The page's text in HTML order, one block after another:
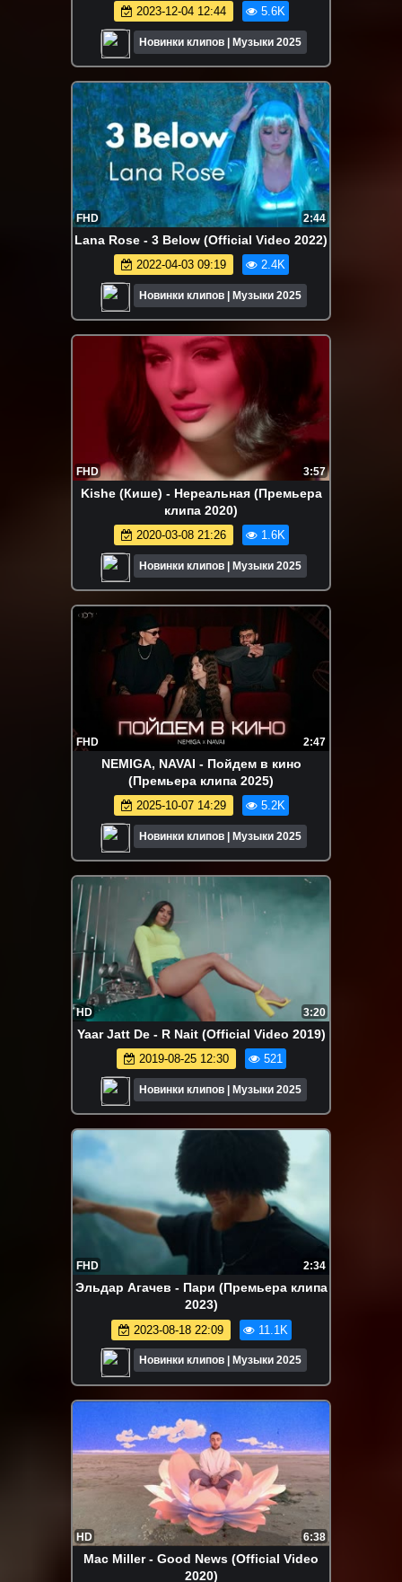
2023-12-04 12:44 5.6K
Новинки клипов | Музыки 2025
FHD 2:44
Lana Rose - 3 Below (Official Video 2022)
2022-04-03 09:19 2.4K
Новинки клипов | Музыки 2025
FHD 3:57
Kishe (Кише) - Нереальная (Премьера
клипа 2020)
2020-03-08 21:26 1.6K
Новинки клипов | Музыки 2025
FHD 2:47
NEMIGA, NAVAI - Пойдем в кино
(Премьера клипа 2025)
2025-10-07 14:29 5.2K
Новинки клипов | Музыки 2025
HD 3:20
Yaar Jatt De - R Nait (Official Video 2019)
2019-08-25 12:30 521
Новинки клипов | Музыки 2025
FHD 2:34
Эльдар Агачев - Пари (Премьера клипа
2023)
2023-08-18 22:09 11.1K
Новинки клипов | Музыки 2025
HD 6:38
Mac Miller - Good News (Official Video
2020)